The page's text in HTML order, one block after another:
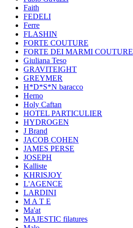
Faith
FEDELI
Ferre
FLASHIN
FORTE COUTURE
FORTE DEI MARMI COUTURE
Giuliana Teso
GRAVITEIGHT
GREYMER
H*D*S*N baracco
Herno
Holy Caftan
HOTEL PARTICULIER
HYDROGEN
J Brand
JACOB COHEN
JAMES PERSE
JOSEPH
Kalliste
KHRISJOY
L'AGENCE
LARDINI
M A T E
Ma'at
MAJESTIC filatures